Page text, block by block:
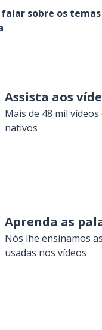
sobre os
Assista aos
Mais de 48 mil
nativos
Aprenda as
Nós lhe ensinamos
usadas nos vídeos